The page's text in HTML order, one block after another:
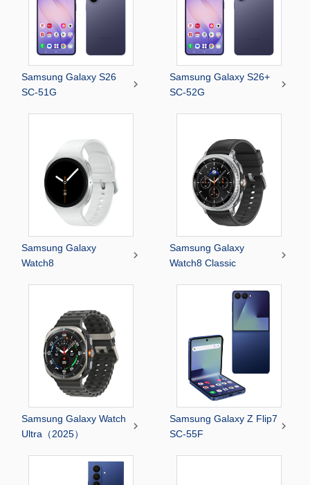
Samsung Galaxy S26
SC-51G

Samsung Galaxy S26+
SC-52G

Samsung Galaxy
Watch8

Samsung Galaxy
Watch8 Classic

Samsung Galaxy Watch
Ultra（2025）

Samsung Galaxy Z Flip7
SC-55F
